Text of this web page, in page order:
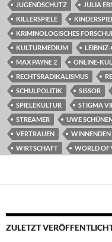
JUGENDSCHUTZ
JULIA
KILLERSPIELE
KRIMINOLOGISCHES
KULTURMEDIUM
LEIBNIZ-
MAX PAYNE 2
ONLINE-
RECHTSRADIKALISMUS
SCHULPOLITIK
SISSOR
SPIELEKULTUR
STIGMA
STREAMER
UWE
VERTRAUEN
WINNENDEN
WIRTSCHAFT
WORLD OF
ZULETZT